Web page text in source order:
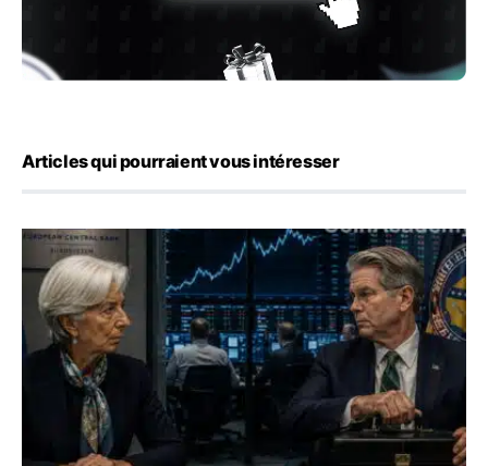
Articles qui pourraient vous intéresser
Yen : Washington a vendu des euros sans prévenir la